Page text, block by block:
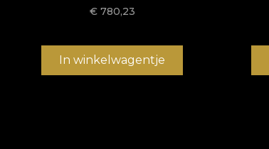
€ 780,23
In winkelwagentje